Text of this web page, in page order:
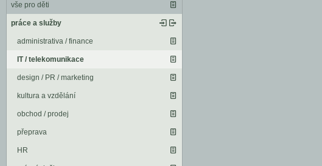
vše pro děti
práce a služby
administrativa / finance
IT / telekomunikace
design / PR / marketing
kultura a vzdělání
obchod / prodej
přeprava
HR